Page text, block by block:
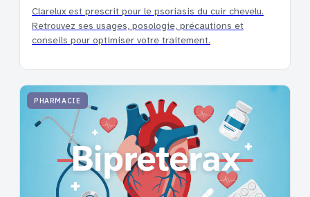
Clarelux est prescrit pour le psoriasis du cuir chevelu.
Retrouvez ses usages, posologie, précautions et
conseils pour optimiser votre traitement.
PHARMACIE